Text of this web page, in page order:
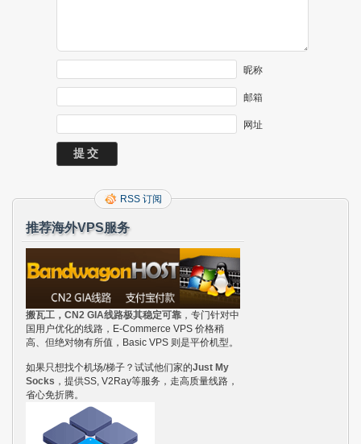
昵称
邮箱
网址
RSS 订阅
推荐海外VPS服务
搬瓦工，CN2 GIA线路极其稳定可靠 ，专门针对中
国用户优化的线路，E-Commerce VPS 价格稍
高、但绝对物有所值，Basic VPS 则是平价机型。
如果只想找个机场/梯子？试试他们家的Just My
Socks ，提供SS, V2Ray等服务，走高质量线路，
省心免折腾。